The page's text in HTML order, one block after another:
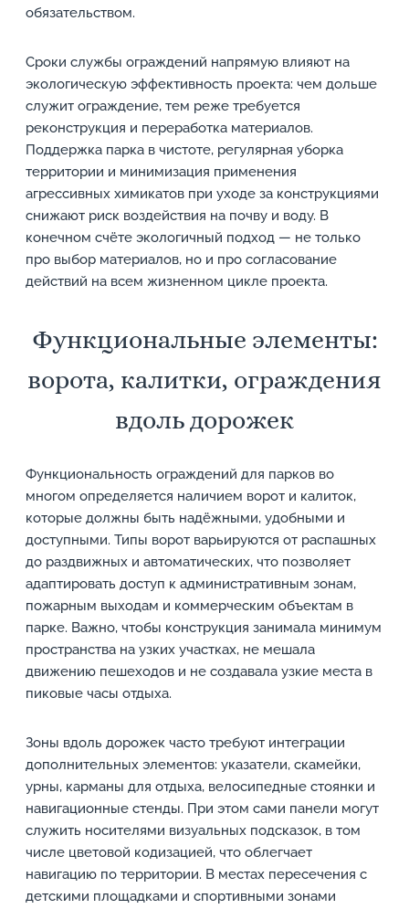
обязательством.
Сроки службы ограждений напрямую влияют на
экологическую эффективность проекта: чем дольше
служит ограждение, тем реже требуется
реконструкция и переработка материалов.
Поддержка парка в чистоте, регулярная уборка
территории и минимизация применения
агрессивных химикатов при уходе за конструкциями
снижают риск воздействия на почву и воду. В
конечном счёте экологичный подход — не только
про выбор материалов, но и про согласование
действий на всем жизненном цикле проекта.
Функциональные элементы:
ворота, калитки, ограждения
вдоль дорожек
Функциональность ограждений для парков во
многом определяется наличием ворот и калиток,
которые должны быть надёжными, удобными и
доступными. Типы ворот варьируются от распашных
до раздвижных и автоматических, что позволяет
адаптировать доступ к административным зонам,
пожарным выходам и коммерческим объектам в
парке. Важно, чтобы конструкция занимала минимум
пространства на узких участках, не мешала
движению пешеходов и не создавала узкие места в
пиковые часы отдыха.
Зоны вдоль дорожек часто требуют интеграции
дополнительных элементов: указатели, скамейки,
урны, карманы для отдыха, велосипедные стоянки и
навигационные стенды. При этом сами панели могут
служить носителями визуальных подсказок, в том
числе цветовой кодизацией, что облегчает
навигацию по территории. В местах пересечения с
детскими площадками и спортивными зонами